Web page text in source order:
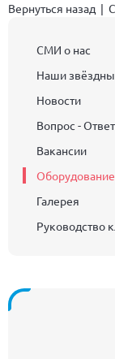
Вернуться назад |
СМИ о нас
Наши
Новости
Вопрос - Ответ
Вакансии
Оборудование
Галерея
Руководство